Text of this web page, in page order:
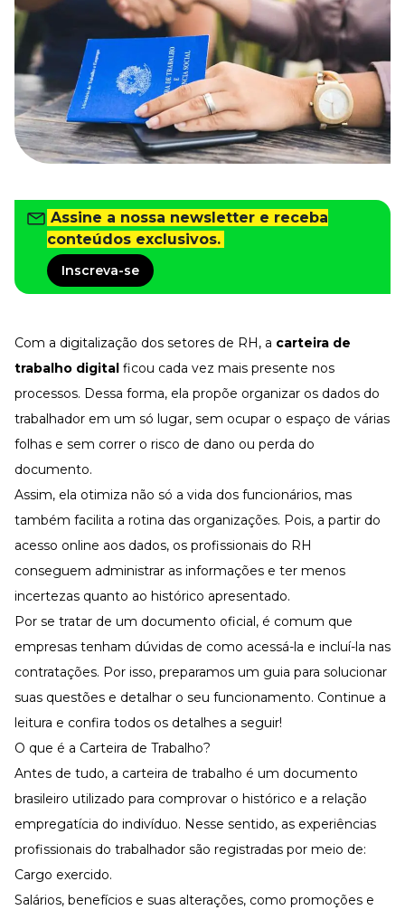
Tudo para facilitar a rotina
Imprensa
VR na Imprensa
Cursos
Cursos
Departamento Pessoal
Para simplificar os processos
Gestão de Empresas e Negócios
Eleve os resultados da organização
Recursos Humanos
Fortaleça a cultura organizacional
Treinamento de Produto
Materiais Gratuitos
Materiais Gratuitos
Todos os Materiais Gratuitos
Confira nossos materiais
Aprofunde seu conhecimento
Ferramentas e Templates
Para agilizar o seu trabalho
Infográfico
Conteúdo prático e rápido
Kits
Materiais centralizados
Newsletters
Assine a nossa newsletter e receba
conteúdos exclusivos.
Inscreva-se
Com a digitalização dos setores de RH, a carteira de
trabalho digital ficou cada vez mais presente nos
processos. Dessa forma, ela propõe organizar os dados do
trabalhador em um só lugar, sem ocupar o espaço de várias
folhas e sem correr o risco de dano ou perda do
documento.
Assim, ela otimiza não só a vida dos funcionários, mas
também facilita a rotina das organizações. Pois, a partir do
acesso online aos dados, os profissionais do RH
conseguem administrar as informações e ter menos
incertezas quanto ao histórico apresentado.
Por se tratar de um documento oficial, é comum que
empresas tenham dúvidas de como acessá-la e incluí-la nas
contratações. Por isso, preparamos um guia para solucionar
suas questões e detalhar o seu funcionamento. Continue a
leitura e confira todos os detalhes a seguir!
O que é a Carteira de Trabalho?
Antes de tudo, a carteira de trabalho é um documento
brasileiro utilizado para comprovar o histórico e a relação
empregatícia do indivíduo. Nesse sentido, as experiências
profissionais do trabalhador são registradas por meio de:
Cargo exercido.
Salários, benefícios e suas alterações, como promoções e